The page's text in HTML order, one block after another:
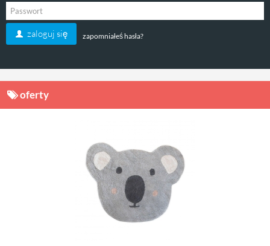
zaloguj się zapomniałeś hasła?
oferty